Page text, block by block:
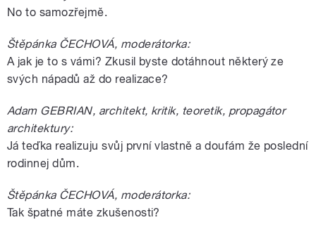
No to samozřejmě.
Štěpánka ČECHOVÁ, moderátorka:
A jak je to s vámi? Zkusil byste dotáhnout některý ze
svých nápadů až do realizace?
Adam GEBRIAN, architekt, kritik, teoretik, propagátor
architektury:
Já teďka realizuju svůj první vlastně a doufám že poslední
rodinnej dům.
Štěpánka ČECHOVÁ, moderátorka:
Tak špatné máte zkušenosti?